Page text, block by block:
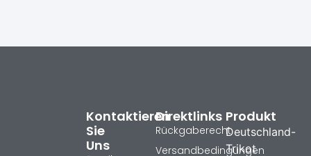
Produkt
Deutschland-
Trikot
Direktlinks
Rückgaberecht
Versandbedingungen
Kontaktieren
Sie
Uns